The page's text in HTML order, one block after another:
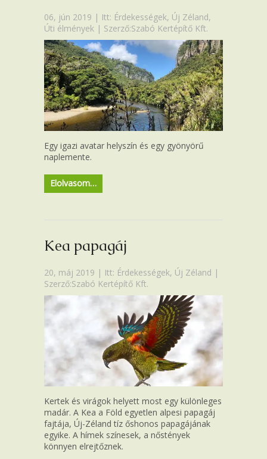
06, jún 2019 | Itt: Érdekességek, Új Zéland,
Úti élmények | Szerző:Szabó Kertépítő Kft.
Egy igazi avatar helyszín és egy gyönyörű
naplemente.
Elolvasom…
Kea papagáj
20, máj 2019 | Itt: Érdekességek, Új Zéland |
Szerző:Szabó Kertépítő Kft.
Kertek és virágok helyett most egy különleges
madár. A Kea a Föld egyetlen alpesi papagáj
fajtája, Új-Zéland tíz őshonos papagájának
egyike. A hímek színesek, a nőstények
könnyen elrejtőznek.